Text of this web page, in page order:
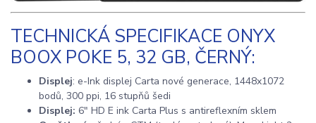
TECHNICKÁ SPECIFIKACE ONYX
BOOX POKE 5, 32 GB, ČERNÝ:
Displej: e-Ink displej Carta nové generace, 1448x1072
bodů, 300 ppi, 16 stupňů šedi
Displej: 6" HD E ink Carta Plus s antireflexním sklem